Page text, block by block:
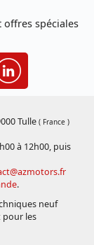
offres spéciales
Tulle ( France )
à 12h00, puis
.
neuf
les